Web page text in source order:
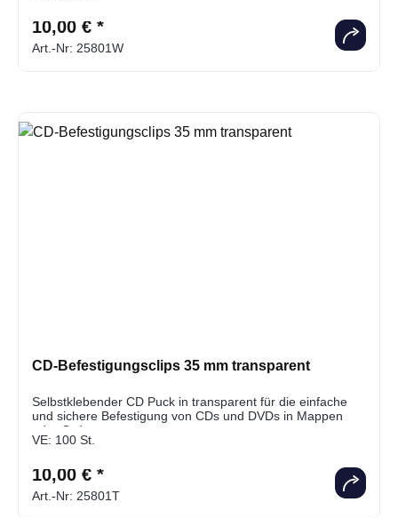
10,00 € *
Art.-Nr: 25801W
CD-Befestigungsclips 35 mm transparent
Selbstklebender CD Puck in transparent für die einfache
und sichere Befestigung von CDs und DVDs in Mappen
oder Ordnern
VE: 100 St.
10,00 € *
Art.-Nr: 25801T